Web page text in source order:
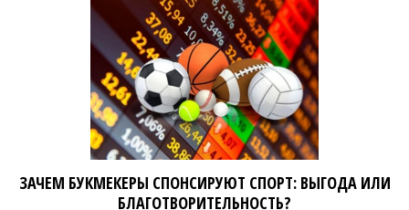
ЗАЧЕМ БУКМЕКЕРЫ СПОНСИРУЮТ СПОРТ: ВЫГОДА ИЛИ
БЛАГОТВОРИТЕЛЬНОСТЬ?